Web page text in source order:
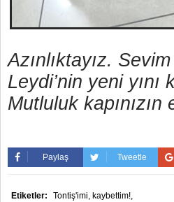
Azınlıktayız.
Leydi’nin yeni
Mutluluk
Paylaş Tweetle
Etiketler: Tontiş'imi, kaybettim!,